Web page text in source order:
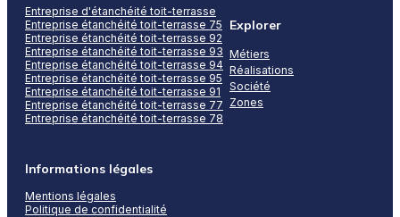
Entreprise d'étanchéité toit-terrasse
Entreprise étanchéité toit-terrasse 75
Entreprise étanchéité toit-terrasse 92
Entreprise étanchéité toit-terrasse 93
Entreprise étanchéité toit-terrasse 94
Entreprise étanchéité toit-terrasse 95
Entreprise étanchéité toit-terrasse 91
Entreprise étanchéité toit-terrasse 77
Entreprise étanchéité toit-terrasse 78
Explorer
Métiers
Réalisations
Société
Zones
Informations légales
Mentions légales
Politique de confidentialité